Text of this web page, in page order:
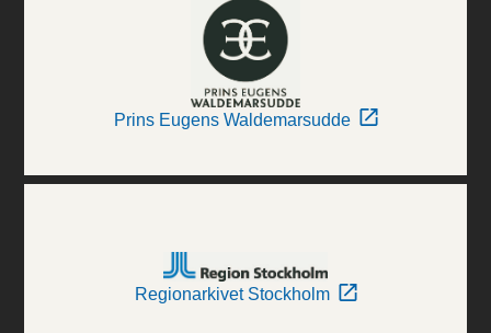
Prins Eugens Waldemarsudde
Regionarkivet Stockholm